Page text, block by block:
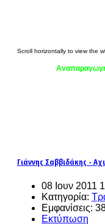
Γιάννης Σαββιδάκης -
08 Ιουν 2011
Κατηγορία:
Εμφανίσεις:
Εκτύπωση